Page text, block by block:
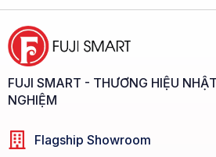
FUJI SMART - THƯƠNG HIỆU
NGHIỆM
Flagship Showroom